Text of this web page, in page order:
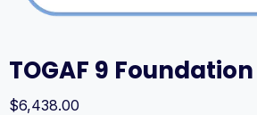
TOGAF 9 Foundation
$6,438.00